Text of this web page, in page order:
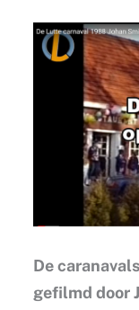
De
gefilmd door